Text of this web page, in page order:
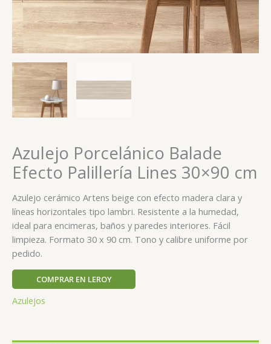
Azulejo Porcelánico Balade
Efecto Palillería Lines 30×90 cm
Azulejo cerámico Artens beige con efecto madera clara y
líneas horizontales tipo lambri. Resistente a la humedad,
ideal para encimeras, baños y paredes interiores. Fácil
limpieza. Formato 30 x 90 cm. Tono y calibre uniforme por
pedido.
COMPRAR EN LEROY
Azulejos